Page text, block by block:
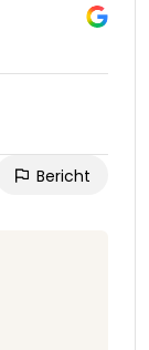
Bericht